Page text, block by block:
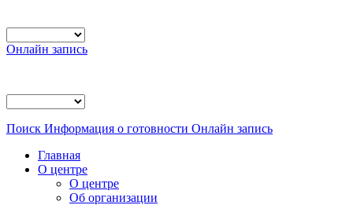
Онлайн запись
Поиск Информация о готовности Онлайн запись
Главная
О центре
О центре
Об организации